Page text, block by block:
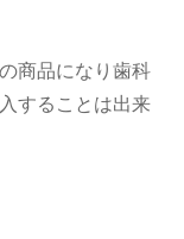
商品になり歯科
することは出来